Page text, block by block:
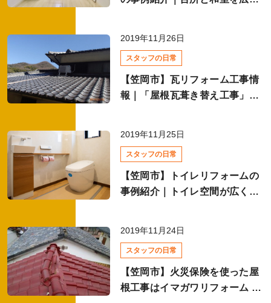
キッチンリフォーム
トイレリフォーム
リフォーム費用相場
全て
トイレリフォームの費用相場
2019年11月26日
スタッフの日常
【笠岡市】瓦リフォーム工事情
報｜「屋根瓦葺き替え工事」の
2019年11月25日
スタッフの日常
【笠岡市】トイレリフォームの
事例紹介｜トイレ空間が広く快
2019年11月24日
スタッフの日常
【笠岡市】火災保険を使った屋
根工事はイマガワリフォーム に